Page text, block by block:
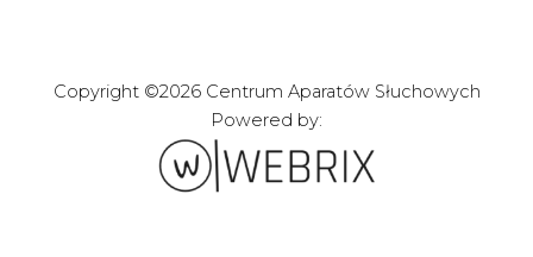
Copyright ©2026 Centrum Aparatów Słuchowych
Powered by: